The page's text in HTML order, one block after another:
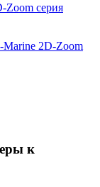
Zoom серия
к